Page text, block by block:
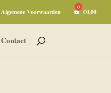
Algemene Voorwaarden €0,00
Contact